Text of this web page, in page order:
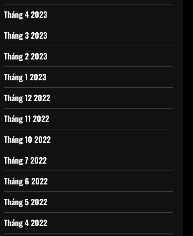
Tháng 4 2023
Tháng 3 2023
Tháng 2 2023
Tháng 1 2023
Tháng 12 2022
Tháng 11 2022
Tháng 10 2022
Tháng 7 2022
Tháng 6 2022
Tháng 5 2022
Tháng 4 2022